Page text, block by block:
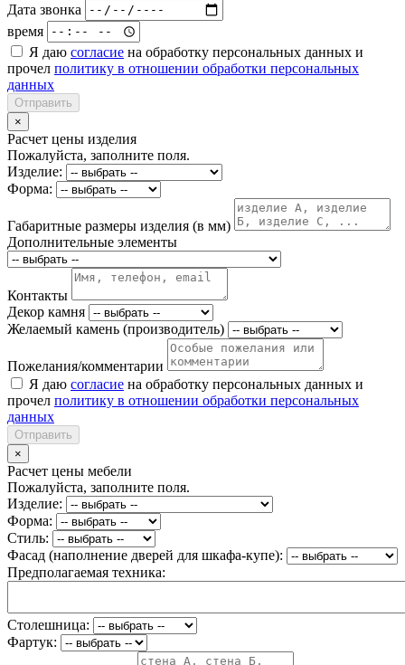
Дата звонка
время
Я даю согласие на обработку персональных данных и
прочел политику в отношении обработки персональных
данных
Отправить
×
Расчет цены изделия
Пожалуйста, заполните поля.
Изделие:
Форма:
Габаритные размеры изделия (в мм)
Дополнительные элементы
Контакты
Декор камня
Желаемый камень (производитель)
Пожелания/комментарии
Я даю согласие на обработку персональных данных и
прочел политику в отношении обработки персональных
данных
Отправить
×
Расчет цены мебели
Пожалуйста, заполните поля.
Изделие:
Форма:
Стиль:
Фасад (наполнение дверей для шкафа-купе):
Предполагаемая техника:
Столешница:
Фартук: